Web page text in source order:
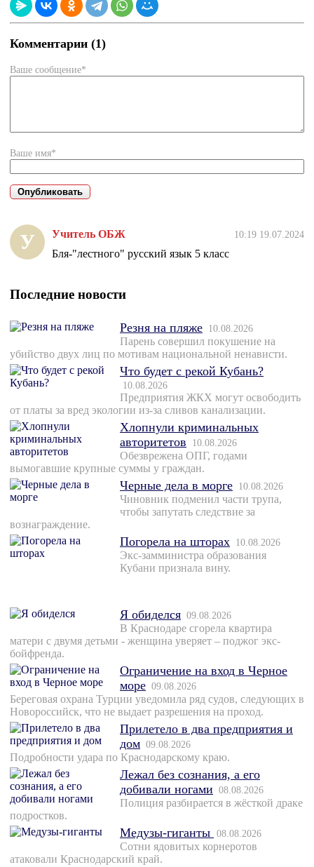
Комментарии (1)
Ваше сообщение*
Ваше имя*
У Учитель ОБЖ 10:19 19.07.2024
Бля-"лестного" русский язык 5 класс
Последние новости
Резня на пляже 10.08.2026
Парень совершил покушение на
убийство двух лиц по мотивам национальной ненависти.
Что будет с рекой Кубань?
10.08.2026
Предприятия ЖКХ могут освободить
от платы за вред экологии из-за сливов канализации.
Хлопнули криминальных
авторитетов
10.08.2026
Обезврежена ОПГ, годами
вымогавшие крупные суммы у граждан.
Черные дела в морге 10.08.2026
Чиновник подменил части трупа,
чтобы запутать следствие за
вознаграждение.
Погорела на шторах 10.08.2026
Экс-замминистра образования
Кубани признала вину.
Я обиделся 09.08.2026
В Краснодаре сгорела квартира
матери с двумя детьми - женщина уверяет – поджог экс-
бойфренда.
Ограничение на вход в Черное
море 09.08.2026
Береговая охрана Турции уведомила ряд судов, следующих в
Новороссийск, что не выдает разрешения на проход.
Прилетело в два предприятия и
дом 09.08.2026
Подробности удара по Краснодарскому краю.
Лежал без сознания, а его
добивали ногами 08.08.2026
Полиция разбирается в жёсткой драке
подростков.
Медузы-гиганты 08.08.2026
Сотни ядовитых корнеротов
атаковали Краснодарский край.